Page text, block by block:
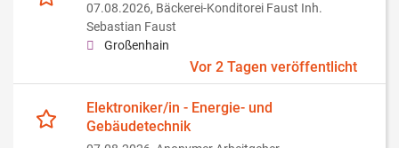
07.08.2026, Bäckerei-Konditorei Faust Inh.
Sebastian Faust
Großenhain
Vor 2 Tagen veröffentlicht
Elektroniker/in - Energie- und
Gebäudetechnik